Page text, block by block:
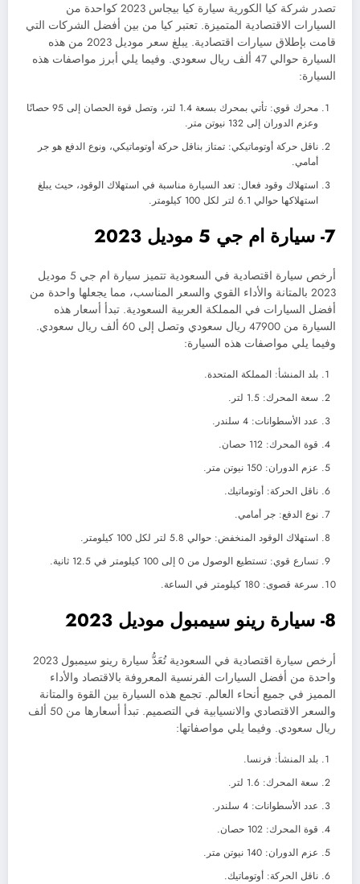
تصدر شركة كيا الكورية سيارة كيا بيجاس 2023 كواحدة من
السيارات الاقتصادية المتميزة. تعتبر كيا من بين أفضل الشركات التي
قامت بإطلاق سيارات اقتصادية. يبلغ سعر موديل 2023 من هذه
السيارة حوالي 47 ألف ريال سعودي. وفيما يلي أبرز مواصفات هذه
السيارة:
محرك قوي: تأتي بمحرك بسعة 1.4 لتر، وتصل قوة الحصان إلى 95 حصانًا
وعزم الدوران إلى 132 نيوتن متر.
ناقل حركة أوتوماتيكي: تمتاز بناقل حركة أوتوماتيكي، ونوع الدفع هو جر
أمامي.
استهلاك وقود فعال: تعد السيارة مناسبة في استهلاك الوقود، حيث يبلغ
استهلاكها حوالي 6.1 لتر لكل 100 كيلومتر.
7- سيارة ام جي 5 موديل 2023
أرخص سيارة اقتصادية في السعودية تتميز سيارة ام جي 5 موديل
2023 بالمتانة والأداء القوي والسعر المناسب، مما يجعلها واحدة من
أفضل السيارات في المملكة العربية السعودية. تبدأ أسعار هذه
السيارة من 47900 ريال سعودي وتصل إلى 60 ألف ريال سعودي.
وفيما يلي مواصفات هذه السيارة:
بلد المنشأ: المملكة المتحدة.
سعة المحرك: 1.5 لتر.
عدد الأسطوانات: 4 سلندر.
قوة المحرك: 112 حصان.
عزم الدوران: 150 نيوتن متر.
ناقل الحركة: أوتوماتيك.
نوع الدفع: جر أمامي.
استهلاك الوقود المنخفض: حوالي 5.8 لتر لكل 100 كيلومتر.
تسارع قوي: تستطيع الوصول من 0 إلى 100 كيلومتر في 12.5 ثانية.
سرعة قصوى: 180 كيلومتر في الساعة.
8- سيارة رينو سيمبول موديل 2023
أرخص سيارة اقتصادية في السعودية تُعَدُّ سيارة رينو سيمبول 2023
واحدة من أفضل السيارات الفرنسية المعروفة بالاقتصاد والأداء
المميز في جميع أنحاء العالم. تجمع هذه السيارة بين القوة والمتانة
والسعر الاقتصادي والانسيابية في التصميم. تبدأ أسعارها من 50 ألف
ريال سعودي. وفيما يلي مواصفاتها:
بلد المنشأ: فرنسا.
سعة المحرك: 1.6 لتر.
عدد الأسطوانات: 4 سلندر.
قوة المحرك: 102 حصان.
عزم الدوران: 140 نيوتن متر.
ناقل الحركة: أوتوماتيك.